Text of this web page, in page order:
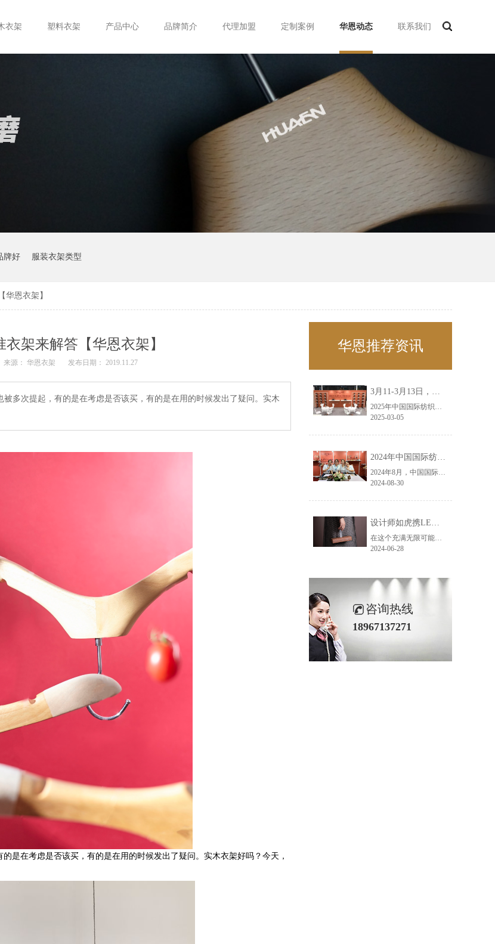
衣架 塑料衣架 产品中心 品牌简介 代理加盟 定制案例 华恩动态 联系我们
牌好 服装衣架类型
华恩衣架】
架来解答【华恩衣架】
来源： 华恩衣架 发布日期： 2019.11.27
多次提起，有的是在考虑是否该买，有的是在用的时候发出了疑问。实木
是在考虑是否该买，有的是在用的时候发出了疑问。实木衣架好吗？今天，
华恩推荐资讯
3月11-3月13日，华恩诚邀您共赴上海面辅料春夏展——华恩
2025年中国国际纺织面料及辅料（春夏）博览会即将盛大开启！感谢您对华恩品牌的关注！3.11-3.13，杭州华恩（LEMONLEE）诚邀您共赴这场春日的宴会！
2025-03-05
2024年中国国际纺织面料及辅料（秋冬）博览会完美收官！——华恩
2024年8月，中国国际纺织面料及辅料（秋冬）博览会完美收官！作为一家拥有30年历史的专业衣架制造商，我们非常荣幸能够参与这一盛会，并在此期间与众多客户进行了广泛而深入的交流。
2024-08-30
设计师如虎携LEMONLEE红雪松礼盒荣获第六届未来·已来香港新锐当代设计奖铜奖
在这个充满无限可能的2024年夏季，LEMONLEE品牌设计师如虎以其非凡的创意与对自然的深刻理解，精心打造的红雪松木球礼盒，在“2024未来·已来——第六届香港新锐当代设计奖”中摘得铜奖。这不仅是对设计师如虎原创设计能力的嘉奖，更是对LEMONLEE品牌的高度认可。
2024-06-28
咨询热线
18967137271